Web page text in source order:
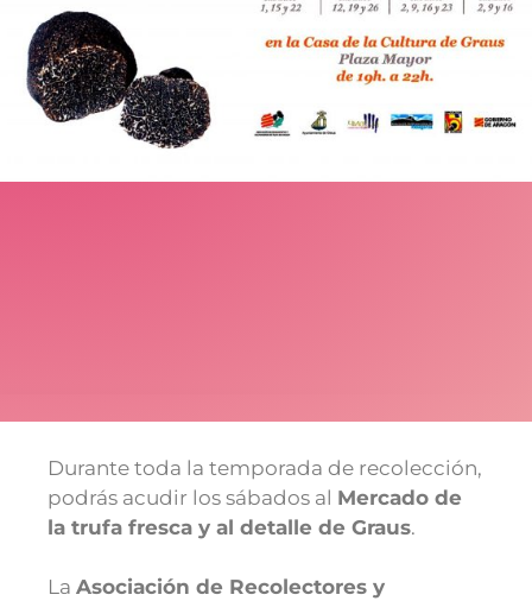
Durante toda la temporada de recolección,
podrás acudir los sábados al Mercado de
la trufa fresca y al detalle de Graus.
La Asociación de Recolectores y